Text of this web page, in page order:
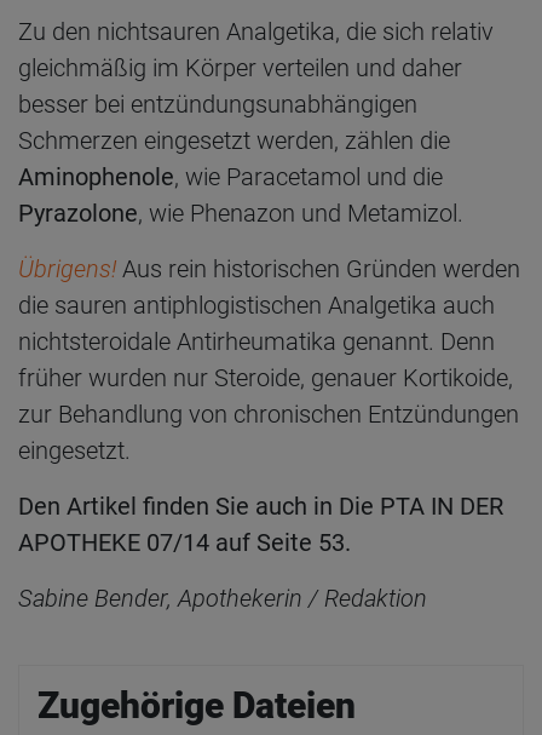
Zu den nichtsauren Analgetika, die sich relativ
gleichmäßig im Körper verteilen und daher
besser bei entzündungsunabhängigen
Schmerzen eingesetzt werden, zählen die
Aminophenole, wie Paracetamol und die
Pyrazolone, wie Phenazon und Metamizol.
Übrigens! Aus rein historischen Gründen werden
die sauren antiphlogistischen Analgetika auch
nichtsteroidale Antirheumatika genannt. Denn
früher wurden nur Steroide, genauer Kortikoide,
zur Behandlung von chronischen Entzündungen
eingesetzt.
Den Artikel finden Sie auch in Die PTA IN DER
APOTHEKE 07/14 auf Seite 53.
Sabine Bender, Apothekerin / Redaktion
Zugehörige Dateien